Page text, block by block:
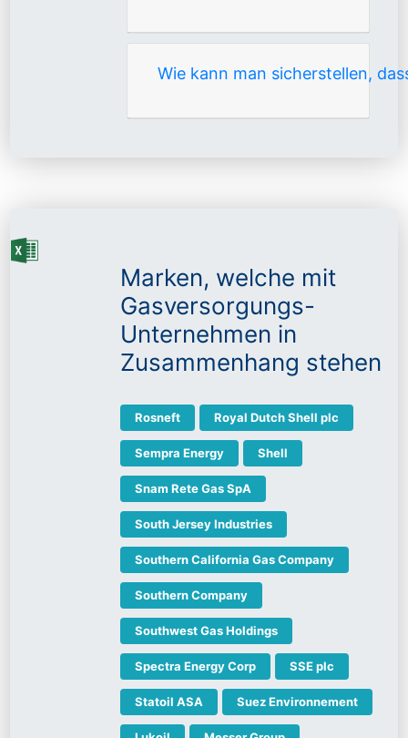
Wie kann man sicherstellen,
Marken, welche mit
Gasversorgungs-
Unternehmen in
Zusammenhang stehen
Rosneft Royal Dutch Shell plc
Sempra Energy Shell
Snam Rete Gas SpA
South Jersey Industries
Southern California Gas Company
Southern Company
Southwest Gas Holdings
Spectra Energy Corp SSE plc
Statoil ASA Suez Environnement